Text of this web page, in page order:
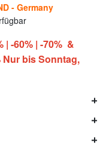
- Germany
| -60% | -70% &
Nur bis Sonntag,